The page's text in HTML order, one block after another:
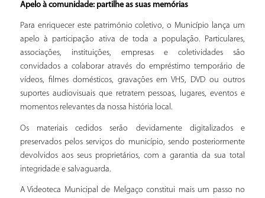
Apelo à comunidade: partilhe as suas memórias
Para enriquecer este património coletivo, o Município lança um
apelo à participação ativa de toda a população. Particulares,
associações, instituições, empresas e coletividades são
convidados a colaborar através do empréstimo temporário de
vídeos, filmes domésticos, gravações em VHS, DVD ou outros
suportes audiovisuais que retratem pessoas, lugares, eventos e
momentos relevantes da nossa história local.
Os materiais cedidos serão devidamente digitalizados e
preservados pelos serviços do município, sendo posteriormente
devolvidos aos seus proprietários, com a garantia da sua total
integridade e salvaguarda.
A Videoteca Municipal de Melgaço constitui mais um passo no